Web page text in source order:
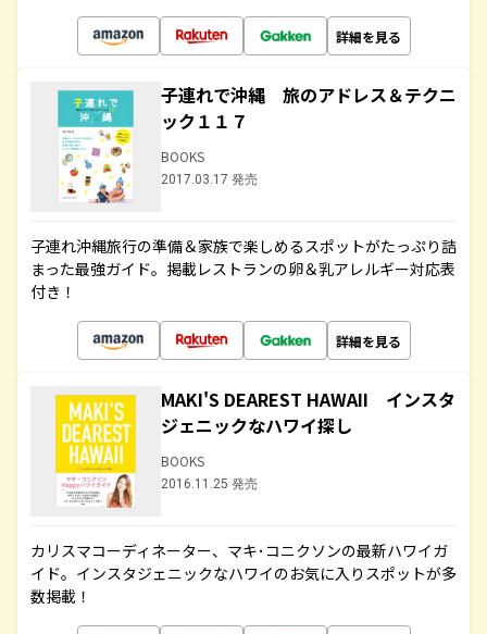
詳細を見る
子連れで沖縄 旅のアドレス＆テクニ
ック１１７
BOOKS
2017.03.17 発売
子連れ沖縄旅行の準備＆家族で楽しめるスポットがたっぷり詰
まった最強ガイド。掲載レストランの卵＆乳アレルギー対応表
付き！
詳細を見る
MAKI'S DEAREST HAWAII インスタ
ジェニックなハワイ探し
BOOKS
2016.11.25 発売
カリスマコーディネーター、マキ･コニクソンの最新ハワイガ
イド。インスタジェニックなハワイのお気に入りスポットが多
数掲載！